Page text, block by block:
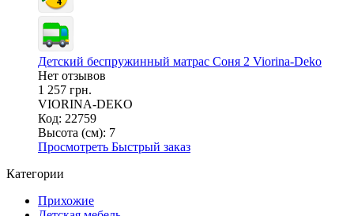
Детский беспружинный матрас Соня 2 Viorina-Deko
Нет отзывов
1 257 грн.
VIORINA-DEKO
Код: 22759
Высота (см): 7
Просмотреть Быстрый заказ
Категории
Прихожие